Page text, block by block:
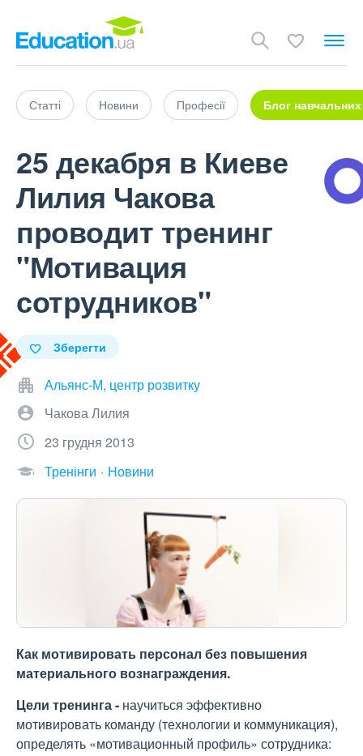
Статті Новини Професії Блог навчальних
25 декабря в Киеве
Лилия Чакова
проводит тренинг
"Мотивация
сотрудников"
Зберегти
Альянс-М, центр розвитку
Чакова Лилия
23 грудня 2013
Тренінги
Новини
Как мотивировать персонал без повышения
материального вознаграждения.
Цели тренинга - научиться эффективно
мотивировать команду (технологии и коммуникация),
определять «мотивационный профиль» сотрудника: